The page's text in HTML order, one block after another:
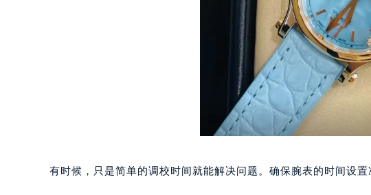
昆明市盘龙区北京路928号同德昆明广场写字楼10
石家庄市长安区中山东路39号勒泰中心写字楼B座
西安市碑林区南关正街88号华侨城长安国际中心
海口市龙华区金贸东路5号海口华润大厦B座17层
唐山市路南区新华东道100号万达广场写字楼A座
台州市椒江区东海大道1800号腾达中心东1幢20
内蒙古自治区呼和浩特市玉泉区大学西街70号华
甘肃省兰州市七里河区西津西路16号兰州中心写
重庆市解放碑渝中区民权路28号英利国际金融中
有时候，只是简单的调校时间就能解决问题。确保腕表的时间设置